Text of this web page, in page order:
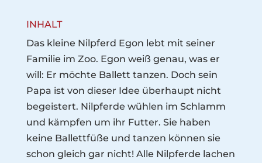
INHALT
Das kleine Nilpferd Egon lebt mit seiner
Familie im Zoo. Egon weiß genau, was er
will: Er möchte Ballett tanzen. Doch sein
Papa ist von dieser Idee überhaupt nicht
begeistert. Nilpferde wühlen im Schlamm
und kämpfen um ihr Futter. Sie haben
keine Ballettfüße und tanzen können sie
schon gleich gar nicht! Alle Nilpferde lachen